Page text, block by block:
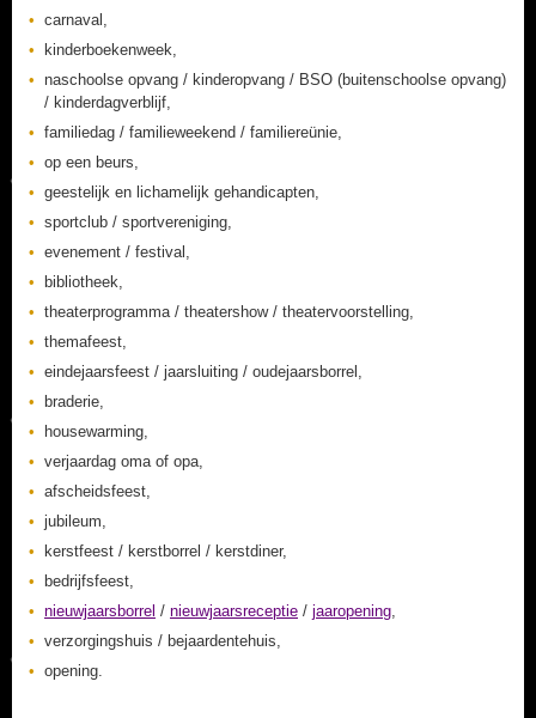
carnaval,
kinderboekenweek,
naschoolse opvang / kinderopvang / BSO (buitenschoolse opvang)
/ kinderdagverblijf,
familiedag / familieweekend / familiereünie,
op een beurs,
geestelijk en lichamelijk gehandicapten,
sportclub / sportvereniging,
evenement / festival,
bibliotheek,
theaterprogramma / theatershow / theatervoorstelling,
themafeest,
eindejaarsfeest / jaarsluiting / oudejaarsborrel,
braderie,
housewarming,
verjaardag oma of opa,
afscheidsfeest,
jubileum,
kerstfeest / kerstborrel / kerstdiner,
bedrijfsfeest,
nieuwjaarsborrel / nieuwjaarsreceptie / jaaropening,
verzorgingshuis / bejaardentehuis,
opening.